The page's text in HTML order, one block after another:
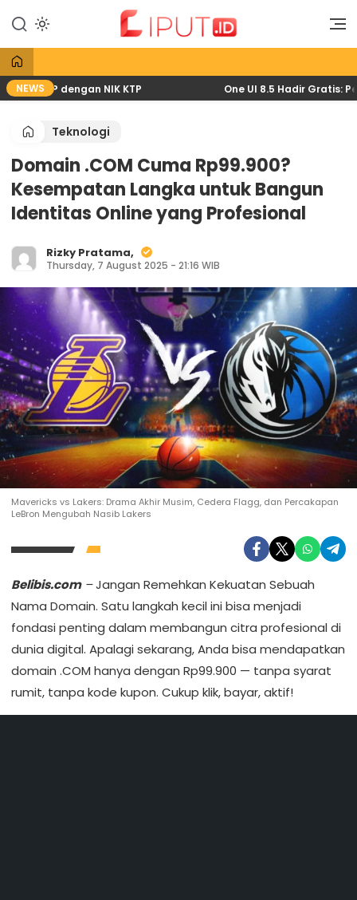
konten
Liput
Liputan Digital
NEWS
HP dengan NIK KTP One UI 8.5 Hadir Gratis:
Teknologi
Domain .COM Cuma Rp99.900?
Kesempatan Langka untuk Bangun
Identitas Online yang Profesional
Rizky Pratama,
Thursday, 7 August 2025 - 21:16 WIB
Mavericks vs Lakers: Drama Akhir Musim, Cedera Flagg, dan Percakapan
LeBron Mengubah Nasib Lakers
Belibis.com–Jangan Remehkan Kekuatan Sebuah
Nama Domain. Satu langkah kecil ini bisa menjadi
fondasi penting dalam membangun citra profesional di
dunia digital. Apalagi sekarang, Anda bisa mendapatkan
domain .COM hanya dengan Rp99.900 — tanpa syarat
rumit, tanpa kode kupon. Cukup klik, bayar, aktif!